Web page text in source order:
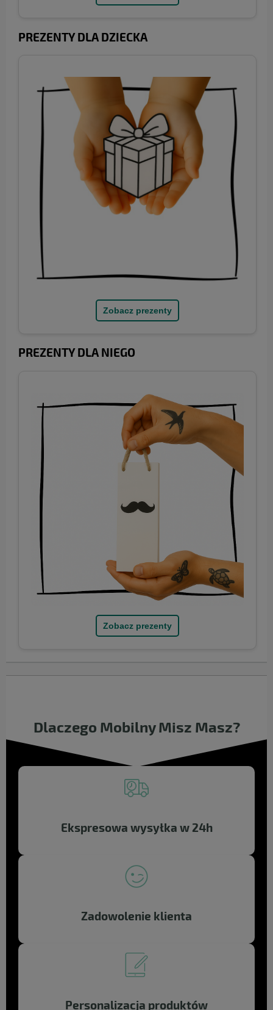
PREZENTY DLA DZIECKA
Zobacz prezenty
PREZENTY DLA NIEGO
Zobacz prezenty
Dlaczego Mobilny Misz Masz?
Ekspresowa wysyłka w 24h
Zadowolenie klienta
Personalizacja produktów